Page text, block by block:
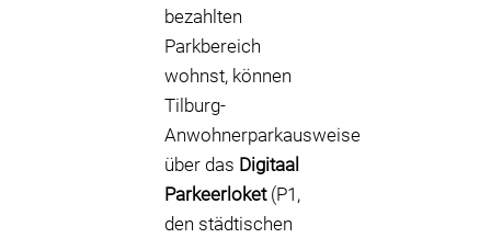
bezahlten
Parkbereich
wohnst, können
Tilburg-
Anwohnerparkausweise
über das Digitaal
Parkeerloket(P1,
den städtischen